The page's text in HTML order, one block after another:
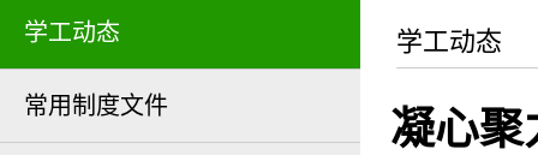
学工动态
常用制度文件
学工动态
凝心